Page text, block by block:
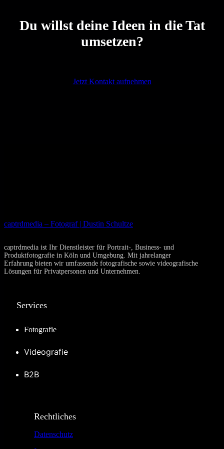
Du willst deine Ideen in die Tat
umsetzen?
Jetzt Kontakt aufnehmen
captrdmedia – Fotograf | Dustin Schultze
captrdmedia ist Ihr Dienstleister für Portrait-, Business- und
Produktfotografie in Köln und Umgebung. Mit jahrelanger
Erfahrung bieten wir umfassende fotografische sowie videografische
Lösungen für Privatpersonen und Unternehmen.
Services
Fotografie
Videografie
B2B
Rechtliches
Datenschutz